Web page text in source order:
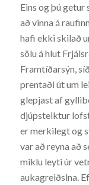
Eins og þú
að vinna á
hafi ekki skilað
sölu á hlut
Framtíðarsýn,
prentaði út um
glepjast af
djúpsteiktur
er merkilegt og
var að reyna að
miklu leyti úr
aukagreiðslna.